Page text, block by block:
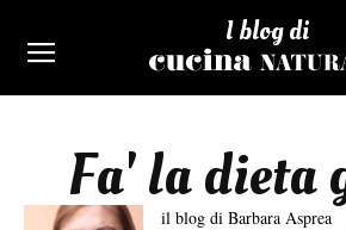
I blog di
Fa' la dieta
il blog di Barbara Asprea